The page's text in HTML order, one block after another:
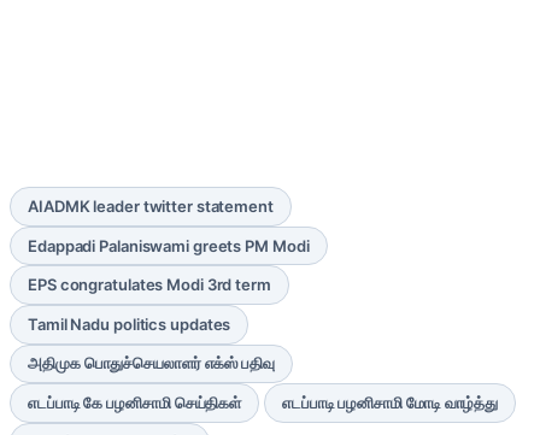
AIADMK leader twitter statement
Edappadi Palaniswami greets PM Modi
EPS congratulates Modi 3rd term
Tamil Nadu politics updates
அதிமுக பொதுச்செயலாளர் எக்ஸ் பதிவு
எடப்பாடி கே பழனிசாமி செய்திகள் எடப்பாடி பழனிசாமி மோடி வாழ்த்து